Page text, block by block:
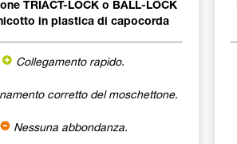
TRIACT-LOCK o BALL-LOCK
in plastica di capocorda
Collegamento rapido.
corretto del moschettone.
Nessuna abbondanza.